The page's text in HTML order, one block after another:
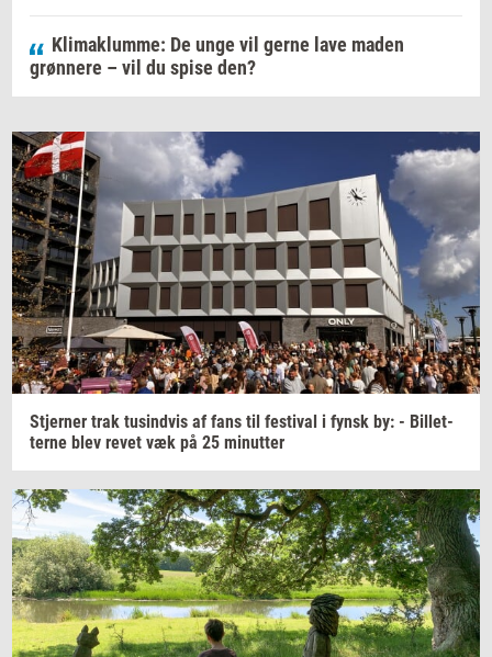
Klimaklumme: De unge vil gerne lave maden
grønnere – vil du spise den?
Stjer­ner trak tu­sind­vis af fans til festi­val i fynsk by: - Bil­let­
ter­ne blev revet væk på 25 mi­nut­ter